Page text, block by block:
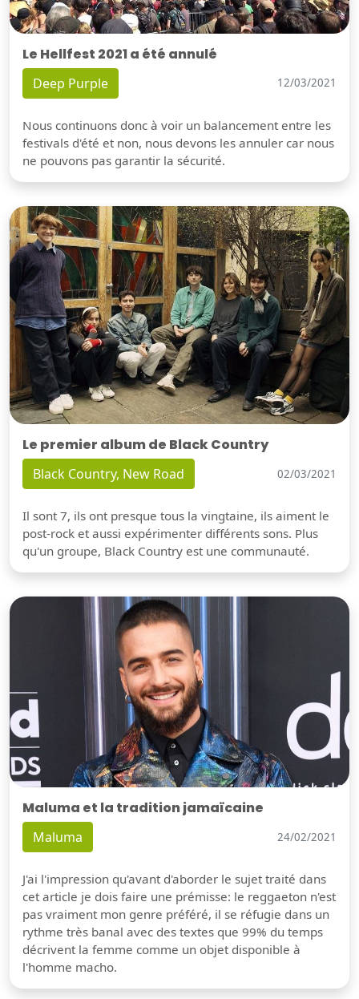
Le Hellfest 2021 a été annulé
Deep Purple 12/03/2021
Nous continuons donc à voir un balancement entre les
festivals d'été et non, nous devons les annuler car nous
ne pouvons pas garantir la sécurité.
Le premier album de Black Country
Black Country, New Road 02/03/2021
Il sont 7, ils ont presque tous la vingtaine, ils aiment le
post-rock et aussi expérimenter différents sons. Plus
qu'un groupe, Black Country est une communauté.
Maluma et la tradition jamaïcaine
Maluma 24/02/2021
J'ai l'impression qu'avant d'aborder le sujet traité dans
cet article je dois faire une prémisse: le reggaeton n'est
pas vraiment mon genre préféré, il se réfugie dans un
rythme très banal avec des textes que 99% du temps
décrivent la femme comme un objet disponible à
l'homme macho.